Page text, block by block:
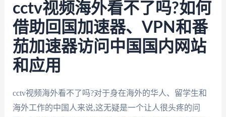
cctv视频海外看不了吗?如何
借助回国加速器、VPN和番
茄加速器访问中国国内网站
和应用
cctv视频海外看不了吗?对于身在海外的华人、留学生和
海外工作的中国人来说,这无疑是一个让人很头疼的问